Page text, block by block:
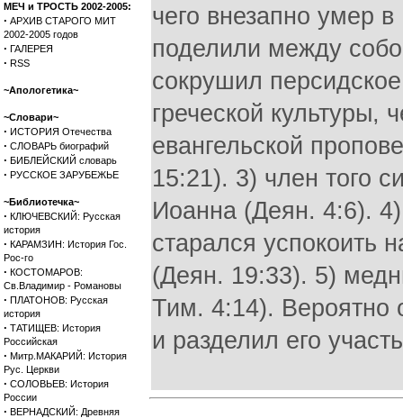
МЕЧ и ТРОСТЬ 2002-2005:
· АРХИВ СТАРОГО МИТ
2002-2005 годов
· ГАЛЕРЕЯ
· RSS
~Апологетика~
~Словари~
· ИСТОРИЯ Отечества
· СЛОВАРЬ биографий
· БИБЛЕЙСКИЙ словарь
· РУССКОЕ ЗАРУБЕЖЬЕ
~Библиотечка~
· КЛЮЧЕВСКИЙ: Русская
история
· КАРАМЗИН: История Гос.
Рос-го
· КОСТОМАРОВ:
Св.Владимир - Романовы
· ПЛАТОНОВ: Русская
история
· ТАТИЩЕВ: История
Российская
· Митр.МАКАРИЙ: История
Рус. Церкви
· СОЛОВЬЕВ: История
России
· ВЕРНАДСКИЙ: Древняя
чего внезапно умер
поделили между
сокрушил
греческой
евангельской
15:21). 3) член того
Иоанна (Деян. 4:6).
старался успокоить
(Деян. 19:33). 5)
Тим. 4:14). Вероятно
и разделил его